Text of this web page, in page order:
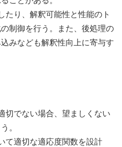
たり、解釈可能性と性能のト
制御を行う。また、後処理の
みなども解釈性向上に寄与す
切でない場合、望ましくない
。
て適切な適応度関数を設計